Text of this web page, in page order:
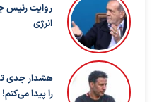
روایت رئیس
انرژی
هشدار جدی
را پیدا می‌کنم!